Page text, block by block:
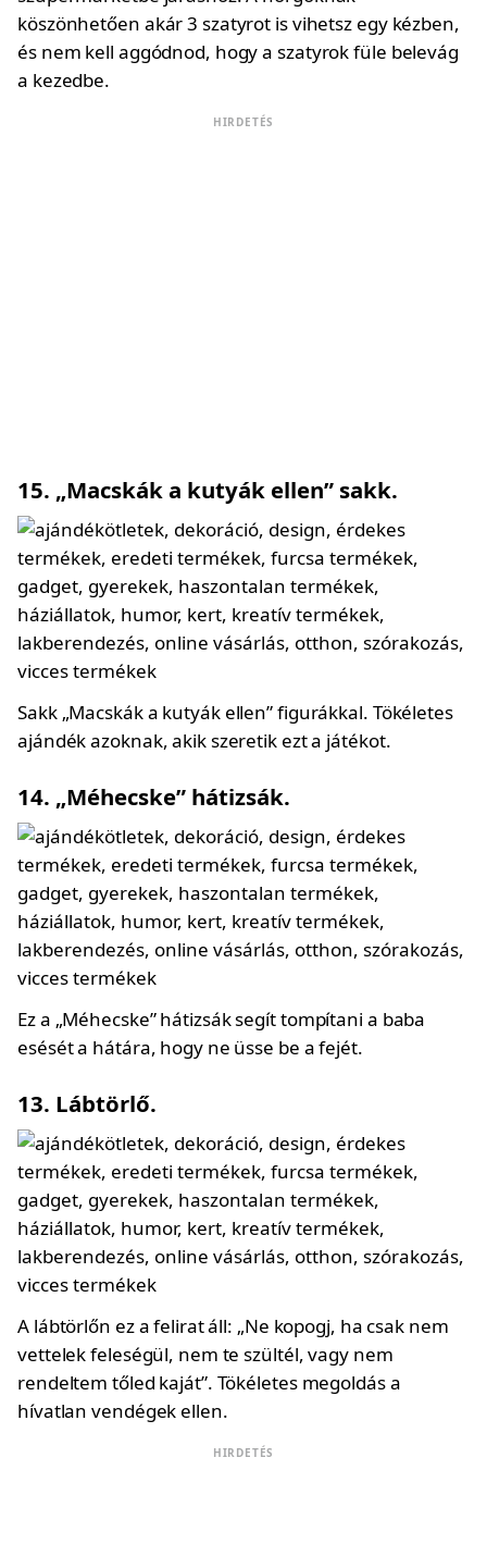
köszönhetően akár 3 szatyrot is vihetsz egy kézben,
és nem kell aggódnod, hogy a szatyrok füle belevág
a kezedbe.
HIRDETÉS
15. „Macskák a kutyák ellen” sakk.
Sakk „Macskák a kutyák ellen” figurákkal. Tökéletes
ajándék azoknak, akik szeretik ezt a játékot.
14. „Méhecske” hátizsák.
Ez a „Méhecske” hátizsák segít tompítani a baba
esését a hátára, hogy ne üsse be a fejét.
13. Lábtörlő.
A lábtörlőn ez a felirat áll: „Ne kopogj, ha csak nem
vettelek feleségül, nem te szültél, vagy nem
rendeltem tőled kaját”. Tökéletes megoldás a
hívatlan vendégek ellen.
HIRDETÉS